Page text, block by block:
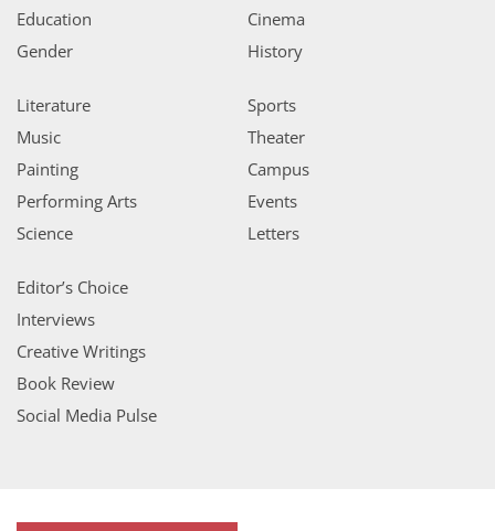
Education
Gender
Cinema
History
Literature
Music
Painting
Performing Arts
Science
Sports
Theater
Campus
Events
Letters
Editor’s Choice
Interviews
Creative Writings
Book Review
Social Media Pulse